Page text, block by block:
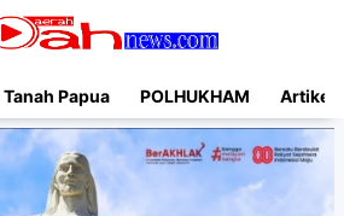
Tanah Papua POLHUKHAM Artikel